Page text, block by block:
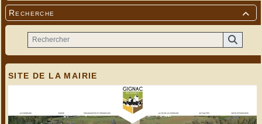

Recherche
SITE DE LA MAIRIE